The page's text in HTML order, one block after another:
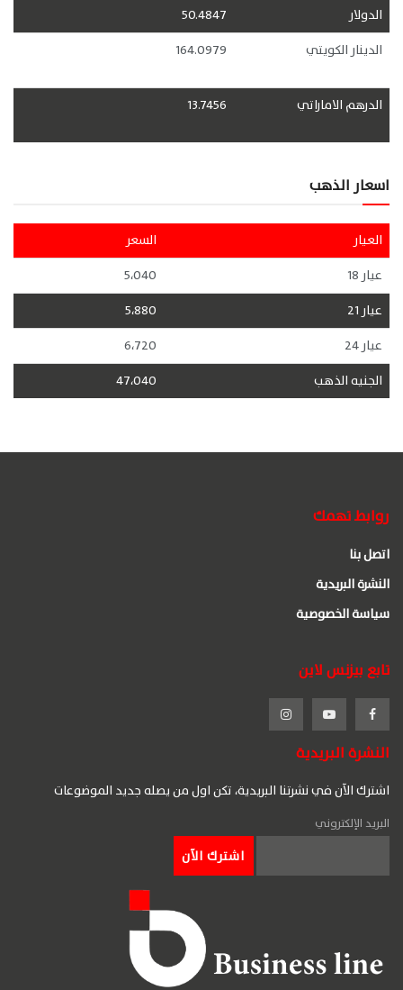
الدولار
50.4847
الدينار الكويتي
164.0979
الدرهم الاماراتي 13.7456
اسعار الذهب
العيار
السعر
عيار 18
5،040
عيار 21
5،880
عيار 24
6،720
الجنيه الذهب
47،040
روابط تهمك
اتصل بنا
النشرة البريدية
سياسة الخصوصية
تابع بيزنس لاين
النشرة البريدية
اشترك الآن في نشرتنا البريدية، تكن اول من يصله جديد الموضوعات
البريد الإلكتروني